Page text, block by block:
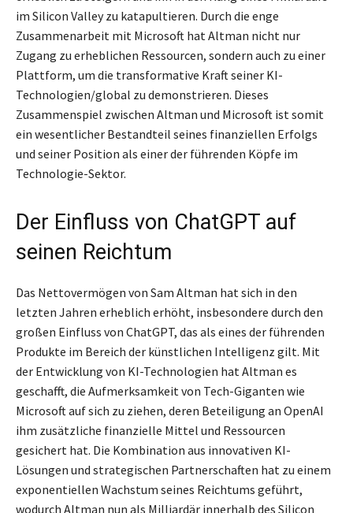
im Silicon Valley zu katapultieren. Durch die enge
Zusammenarbeit mit Microsoft hat Altman nicht nur
Zugang zu erheblichen Ressourcen, sondern auch zu einer
Plattform, um die transformative Kraft seiner KI-
Technologien/global zu demonstrieren. Dieses
Zusammenspiel zwischen Altman und Microsoft ist somit
ein wesentlicher Bestandteil seines finanziellen Erfolgs
und seiner Position als einer der führenden Köpfe im
Technologie-Sektor.
Der Einfluss von ChatGPT auf
seinen Reichtum
Das Nettovermögen von Sam Altman hat sich in den
letzten Jahren erheblich erhöht, insbesondere durch den
großen Einfluss von ChatGPT, das als eines der führenden
Produkte im Bereich der künstlichen Intelligenz gilt. Mit
der Entwicklung von KI-Technologien hat Altman es
geschafft, die Aufmerksamkeit von Tech-Giganten wie
Microsoft auf sich zu ziehen, deren Beteiligung an OpenAI
ihm zusätzliche finanzielle Mittel und Ressourcen
gesichert hat. Die Kombination aus innovativen KI-
Lösungen und strategischen Partnerschaften hat zu einem
exponentiellen Wachstum seines Reichtums geführt,
wodurch Altman nun als Milliardär innerhalb des Silicon